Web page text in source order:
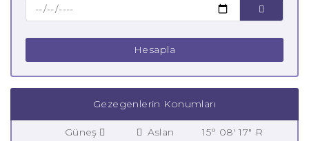
Hesapla
Gezegenlerin Konumları
Güneş Aslan
15° 08' 17" R